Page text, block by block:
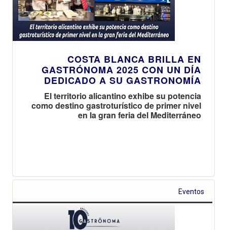
COSTA BLANCA BRILLA EN
GASTRÓNOMA 2025 CON UN DÍA
DEDICADO A SU GASTRONOMÍA
El territorio alicantino exhibe su potencia
como destino gastroturístico de primer nivel
en la gran feria del Mediterráneo
Eventos